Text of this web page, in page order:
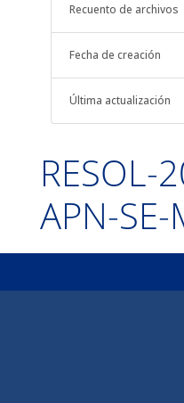
Recuento de archivos
Fecha de creación
Última actualización
RESOL-
APN-SE-